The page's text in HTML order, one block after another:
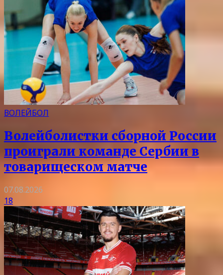
ВОЛЕЙБОЛ
Волейболистки сборной России
проиграли команде Сербии в
товарищеском матче
07.08.2026
18